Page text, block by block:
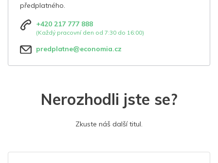
předplatného.
+420 217 777 888
(Každý pracovní den od 7:30 do 16:00)
predplatne@economia.cz
Nerozhodli jste se?
Zkuste náš další titul.